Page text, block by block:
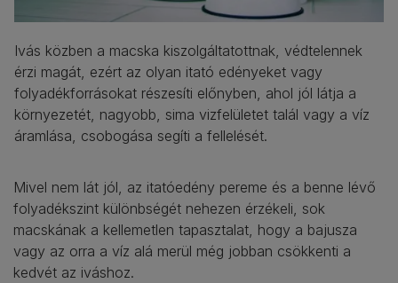
Ivás közben a macska kiszolgáltatottnak, védtelennek
érzi magát, ezért az olyan itató edényeket vagy
folyadékforrásokat részesíti előnyben, ahol jól látja a
környezetét, nagyobb, sima vizfelületet talál vagy a víz
áramlása, csobogása segíti a fellelését.
Mivel nem lát jól, az itatóedény pereme és a benne lévő
folyadékszint különbségét nehezen érzékeli, sok
macskának a kellemetlen tapasztalat, hogy a bajusza
vagy az orra a víz alá merül még jobban csökkenti a
kedvét az iváshoz.